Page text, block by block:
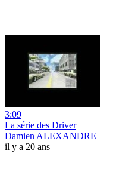
3:09
La série des Driver
Damien ALEXANDRE
il y a 20 ans